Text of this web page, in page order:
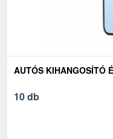
AUTÓS KIHANGOSÍTÓ
10 db